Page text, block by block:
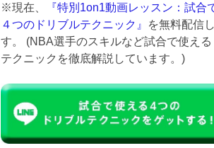
※現在、
『特別1on1動画レッスン：試合
４つのドリブルテクニック』
を無料配信
す。 (NBA選手のスキルなど試合で使え
テクニックを徹底解説しています。)